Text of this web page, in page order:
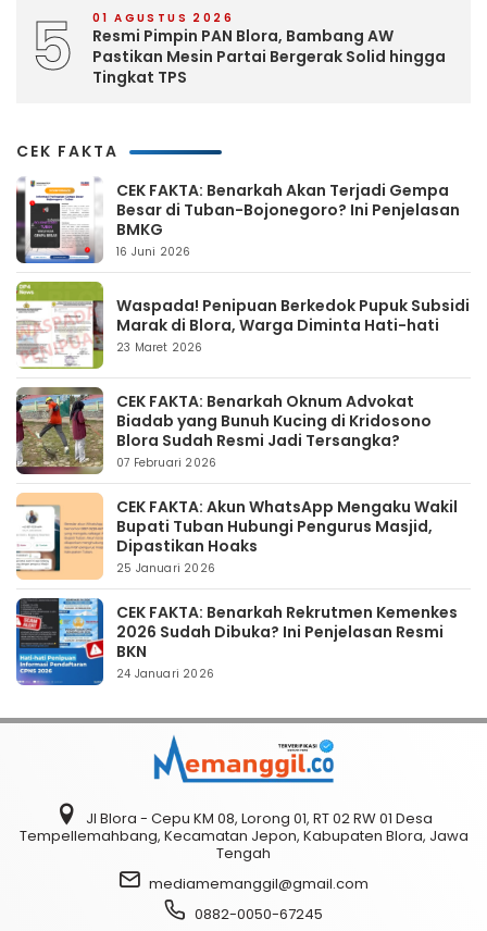
5 01 AGUSTUS 2026
Resmi Pimpin PAN Blora, Bambang AW
Pastikan Mesin Partai Bergerak Solid hingga
Tingkat TPS
CEK FAKTA
CEK FAKTA: Benarkah Akan Terjadi Gempa
Besar di Tuban-Bojonegoro? Ini Penjelasan
BMKG
16 Juni 2026
Waspada! Penipuan Berkedok Pupuk Subsidi
Marak di Blora, Warga Diminta Hati-hati
23 Maret 2026
CEK FAKTA: Benarkah Oknum Advokat
Biadab yang Bunuh Kucing di Kridosono
Blora Sudah Resmi Jadi Tersangka?
07 Februari 2026
CEK FAKTA: Akun WhatsApp Mengaku Wakil
Bupati Tuban Hubungi Pengurus Masjid,
Dipastikan Hoaks
25 Januari 2026
CEK FAKTA: Benarkah Rekrutmen Kemenkes
2026 Sudah Dibuka? Ini Penjelasan Resmi
BKN
24 Januari 2026
Jl Blora - Cepu KM 08, Lorong 01, RT 02 RW 01 Desa
Tempellemahbang, Kecamatan Jepon, Kabupaten Blora, Jawa
Tengah
mediamemanggil@gmail.com
0882-0050-67245